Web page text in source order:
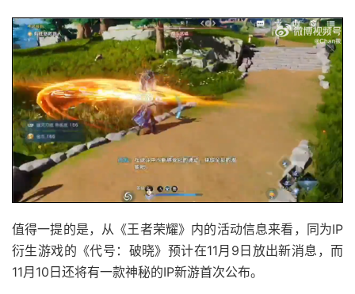
值得一提的是，从《王者荣耀》内的活动信息来看，同为IP
衍生游戏的《代号：破晓》预计在11月9日放出新消息，而
11月10日还将有一款神秘的IP新游首次公布。